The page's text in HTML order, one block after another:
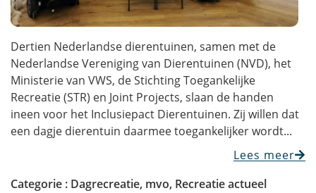
Dertien Nederlandse dierentuinen, samen met de
Nederlandse Vereniging van Dierentuinen (NVD), het
Ministerie van VWS, de Stichting Toegankelijke
Recreatie (STR) en Joint Projects, slaan de handen
ineen voor het Inclusiepact Dierentuinen. Zij willen dat
een dagje dierentuin daarmee toegankelijker wordt...
Lees meer
Categorie : Dagrecreatie, mvo, Recreatie actueel